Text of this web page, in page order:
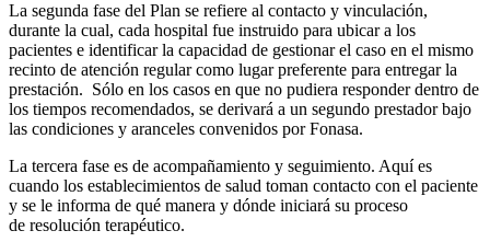
La segunda fase del Plan se refiere al contacto y vinculación,
durante la cual, cada hospital fue instruido para ubicar a los
pacientes e identificar la capacidad de gestionar el caso en el mismo
recinto de atención regular como lugar preferente para entregar la
prestación. Sólo en los casos en que no pudiera responder dentro de
los tiempos recomendados, se derivará a un segundo prestador bajo
las condiciones y aranceles convenidos por Fonasa.
La tercera fase es de acompañamiento y seguimiento. Aquí es
cuando los establecimientos de salud toman contacto con el paciente
y se le informa de qué manera y dónde iniciará su proceso
de resolución terapéutico.